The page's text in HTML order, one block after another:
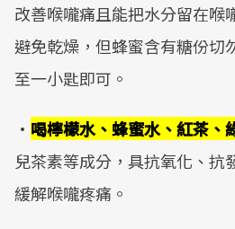
改善喉嚨痛且能把水分留在喉
避免乾燥，但蜂蜜含有糖份切
至一小匙即可。
· 喝檸檬水、蜂蜜水、紅茶、
兒茶素等成分，具抗氧化、抗
緩解喉嚨疼痛。